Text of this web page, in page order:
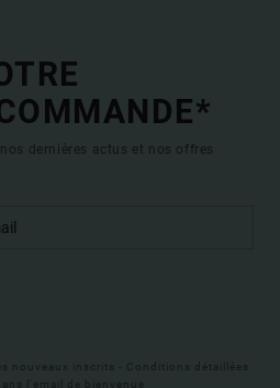
dernières actus et nos offres
nouveaux inscrits - Conditions détaillées
l'email de bienvenue